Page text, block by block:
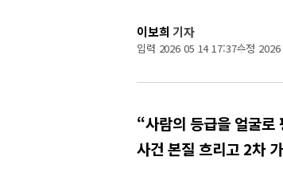
이보희 기자
입력 2026 05 14 17:37수정
“사람의 등급을 얼굴
사건 본질 흐리고 2차